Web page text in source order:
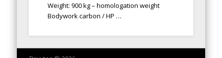
Weight: 900 kg – homologation weight
Bodywork carbon / HP …